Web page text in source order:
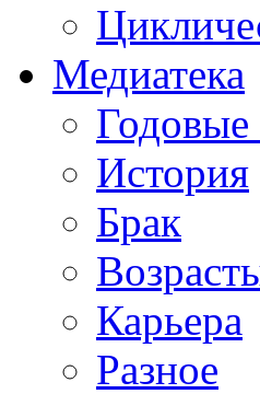
Медиатека
История
Брак
Карьера
Разное